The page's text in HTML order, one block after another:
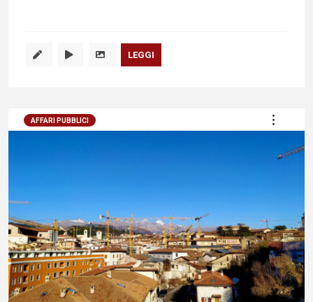
LEGGI
AFFARI PUBBLICI